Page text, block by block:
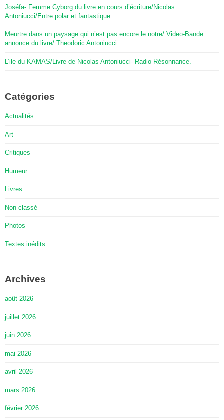
Joséfa- Femme Cyborg du livre en cours d’écriture/Nicolas
Antoniucci/Entre polar et fantastique
Meurtre dans un paysage qui n’est pas encore le notre/ Video-Bande
annonce du livre/ Theodoric Antoniucci
L’ile du KAMAS/Livre de Nicolas Antoniucci- Radio Résonnance.
Catégories
Actualités
Art
Critiques
Humeur
Livres
Non classé
Photos
Textes inédits
Archives
août 2026
juillet 2026
juin 2026
mai 2026
avril 2026
mars 2026
février 2026